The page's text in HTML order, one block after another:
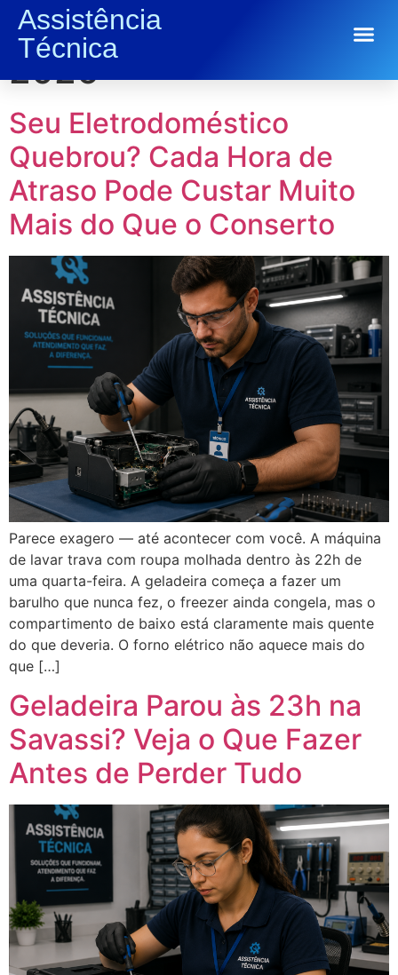
Assistência
Técnica
Dia:3 de junho de
2026
Seu Eletrodoméstico
Quebrou? Cada Hora de
Atraso Pode Custar Muito
Mais do Que o Conserto
Parece exagero — até acontecer com você. A máquina
de lavar trava com roupa molhada dentro às 22h de
uma quarta-feira. A geladeira começa a fazer um
barulho que nunca fez, o freezer ainda congela, mas o
compartimento de baixo está claramente mais quente
do que deveria. O forno elétrico não aquece mais do
que […]
Geladeira Parou às 23h na
Savassi? Veja o Que Fazer
Antes de Perder Tudo